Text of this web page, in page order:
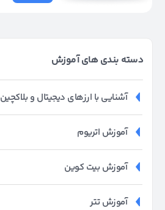
دسته بندی های آموزش
آشنایی با ارزهای دیجیتال و بلاکچین
آموزش اتریوم
آموزش بیت کوین
آموزش تتر